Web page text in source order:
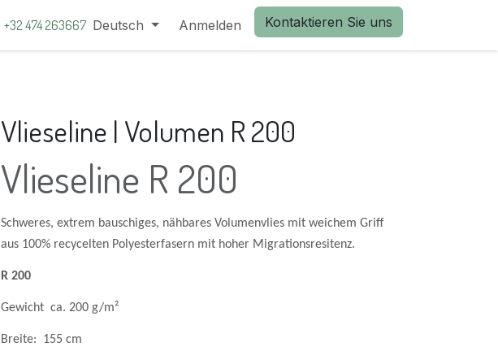
+32 474 263667 Deutsch Anmelden Kontaktieren Sie uns
Vlieseline | Volumen R 200
Vlieseline R 200
Schweres, extrem bauschiges, nähbares Volumenvlies mit weichem Griff
aus 100% recycelten Polyesterfasern mit hoher Migrationsresitenz.
R 200
Gewicht ca. 200 g/m²
Breite: 155 cm